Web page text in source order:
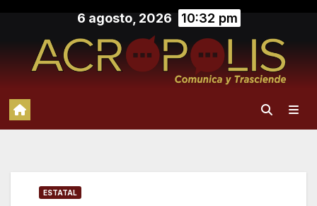
contenido
6 agosto, 2026 10:32 pm
ESTATAL